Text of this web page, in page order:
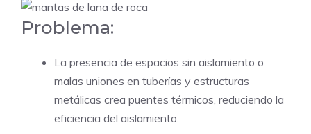
Problema:
La presencia de espacios sin aislamiento o
malas uniones en tuberías y estructuras
metálicas crea puentes térmicos, reduciendo la
eficiencia del aislamiento.